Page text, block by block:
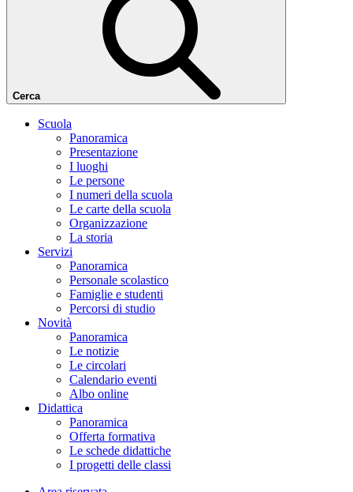
Cerca
Scuola
Panoramica
Presentazione
I luoghi
Le persone
I numeri della scuola
Le carte della scuola
Organizzazione
La storia
Servizi
Panoramica
Personale scolastico
Famiglie e studenti
Percorsi di studio
Novità
Panoramica
Le notizie
Le circolari
Calendario eventi
Albo online
Didattica
Panoramica
Offerta formativa
Le schede didattiche
I progetti delle classi